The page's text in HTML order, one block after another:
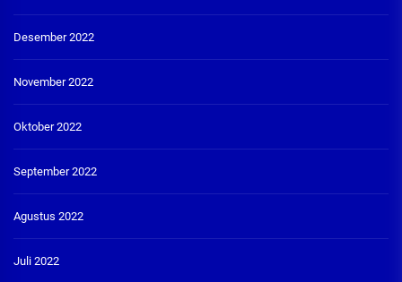
Desember 2022
November 2022
Oktober 2022
September 2022
Agustus 2022
Juli 2022